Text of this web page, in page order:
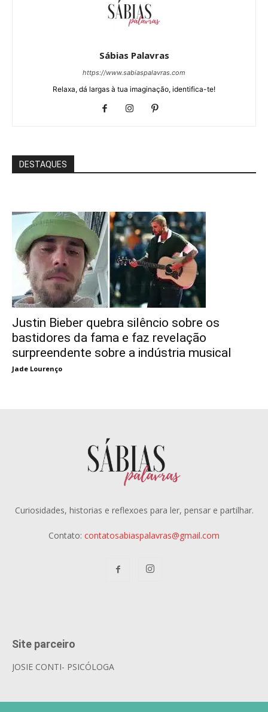
Sábias Palavras
https://www.sabiaspalavras.com
Relaxa, dá largas à tua imaginação, identifica-te!
DESTAQUES
Justin Bieber quebra silêncio sobre os
bastidores da fama e faz revelação
surpreendente sobre a indústria musical
Jade Lourenço
Curiosidades, historias e reflexoes para ler, pensar e partilhar.
Contato: contatosabiaspalavras@gmail.com
Site parceiro
JOSIE CONTI- PSICÓLOGA